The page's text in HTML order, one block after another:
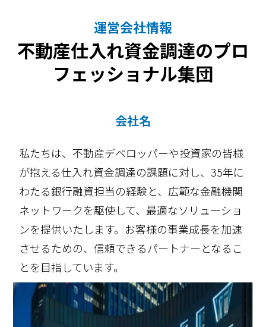
運営会社情報
不動産仕入れ資金調達のプロ
フェッショナル集団
会社名
私たちは、不動産デベロッパーや投資家の皆様
が抱える仕入れ資金調達の課題に対し、35年に
わたる銀行融資担当の経験と、広範な金融機関
ネットワークを駆使して、最適なソリューショ
ンを提供いたします。お客様の事業成長を加速
させるための、信頼できるパートナーとなるこ
とを目指しています。